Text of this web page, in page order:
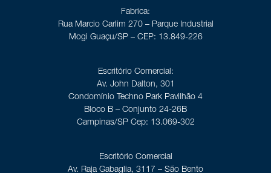
Fabrica:
Rua Marcio Carlim 270 – Parque Industrial
Mogi Guaçu/SP – CEP: 13.849-226
Escritório Comercial:
Av. John Dalton, 301
Condomínio Techno Park Pavilhão 4
Bloco B – Conjunto 24-26B
Campinas/SP Cep: 13.069-302
Escritório Comercial
Av. Raja Gabaglia, 3117 – São Bento